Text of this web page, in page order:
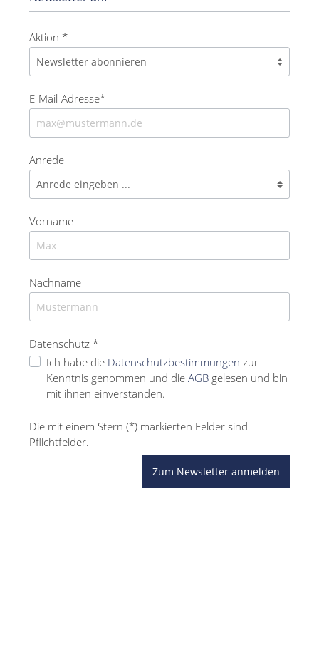
Aktion *
E-Mail-Adresse*
Anrede
Vorname
Nachname
Datenschutz *
Ich habe die Datenschutzbestimmungen zur
Kenntnis genommen und die AGB gelesen und bin
mit ihnen einverstanden.
Die mit einem Stern (*) markierten Felder sind
Pflichtfelder.
Zum Newsletter anmelden